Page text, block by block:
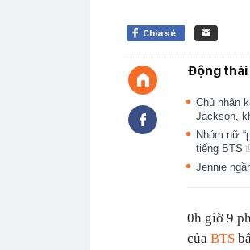
Chia sẻ
Động thái
Chủ nhân
Jackson,
Nhóm nữ
tiếng BTS
Jennie
0h giờ 9
của BTS